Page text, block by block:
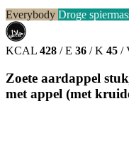
Everybody Droge
حلال
HALAL
KCAL 428 / E 36 / K 45 /
Zoete aardappel
met appel (met